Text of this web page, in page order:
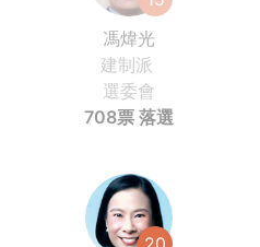
馮煒光
建制派
選委會
708票 落選